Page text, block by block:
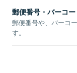
郵便番号・バーコ
郵便番号や、バーコ
す。